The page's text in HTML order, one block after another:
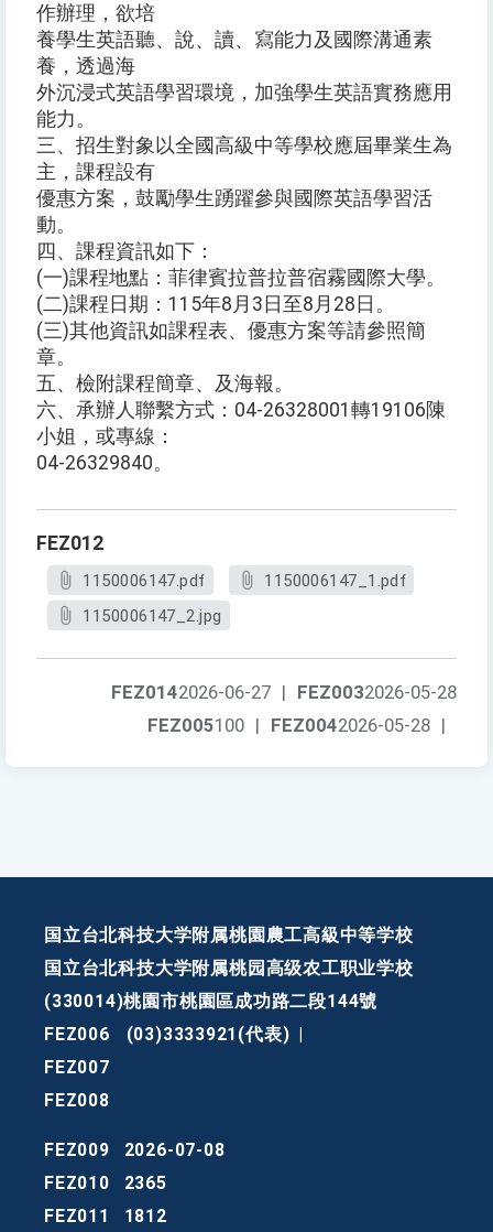
作辦理，欲培
養學生英語聽、說、讀、寫能力及國際溝通素
養，透過海
外沉浸式英語學習環境，加強學生英語實務應用
能力。
三、招生對象以全國高級中等學校應屆畢業生為
主，課程設有
優惠方案，鼓勵學生踴躍參與國際英語學習活
動。
四、課程資訊如下：
(一)課程地點：菲律賓拉普拉普宿霧國際大學。
(二)課程日期：115年8月3日至8月28日。
(三)其他資訊如課程表、優惠方案等請參照簡
章。
五、檢附課程簡章、及海報。
六、承辦人聯繫方式：04-26328001轉19106陳
小姐，或專線：
04-26329840。
FEZ012
1150006147.pdf
1150006147_1.pdf
1150006147_2.jpg
FEZ0032026-05-28
FEZ0142026-06-27 |
FEZ0042026-05-28 |
FEZ005100 |
国立台北科技大学附属桃園農工高級中等学校
国立台北科技大学附属桃园高级农工职业学校
(330014)桃園市桃園區成功路二段144號
FEZ006
(03)3333921(代表)
FEZ007
FEZ008
FEZ009
2026-07-08
FEZ010
2365
FEZ011
1812